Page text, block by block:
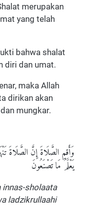
merupakan
yang telah
bahwa shalat
diri dan umat.
maka Allah
dirikan akan
mungkar.
وَأَقِمِ الصَّلَاةَ إِنَّ الصَّلَاةَ
يَعْلَمُ مَا تَصْنَعُونَ
innas-sholaata
ladzikrullaahi